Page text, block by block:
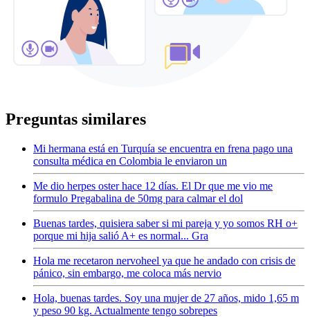
Preguntas similares
Mi hermana está en Turquía se encuentra en frena pago una
consulta médica en Colombia le enviaron un
Me dio herpes oster hace 12 días. El Dr que me vio me
formulo Pregabalina de 50mg para calmar el dol
Buenas tardes, quisiera saber si mi pareja y yo somos RH o+
porque mi hija salió A+ es normal... Gra
Hola me recetaron nervoheel ya que he andado con crisis de
pánico, sin embargo, me coloca más nervio
Hola, buenas tardes. Soy una mujer de 27 años, mido 1,65 m
y peso 90 kg. Actualmente tengo sobrepes